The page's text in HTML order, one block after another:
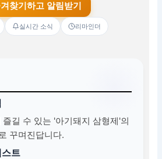
찾기하고 알림받기
실시간 소식 리마인더
길 수 있는 '아기돼지 삼형제'의
꾸며진답니다.
트